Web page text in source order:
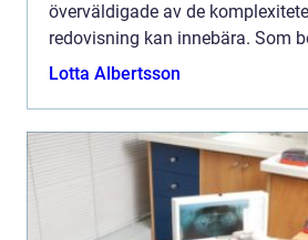
överväldigade av de
redovisning kan innebära. Som
har du dock tu...
Lotta Albertsson